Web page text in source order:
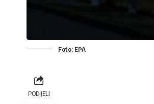
Foto: EPA
PODIJELI